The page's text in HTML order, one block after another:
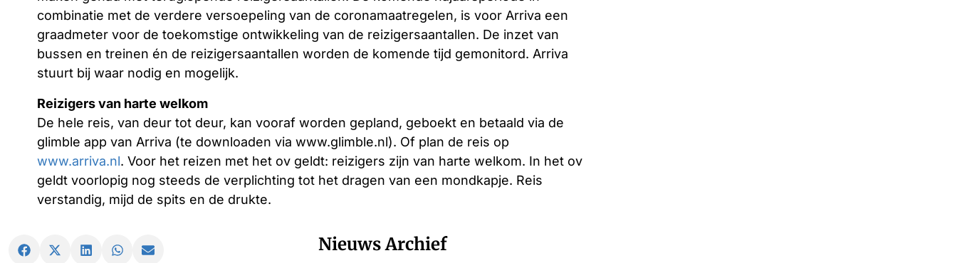
combinatie met de verdere versoepeling van de coronamaatregelen, is voor Arriva een
graadmeter voor de toekomstige ontwikkeling van de reizigersaantallen. De inzet van
bussen en treinen én de reizigersaantallen worden de komende tijd gemonitord. Arriva
stuurt bij waar nodig en mogelijk.
Reizigers van harte welkom
De hele reis, van deur tot deur, kan vooraf worden gepland, geboekt en betaald via de
glimble app van Arriva (te downloaden via www.glimble.nl). Of plan de reis op
www.arriva.nl. Voor het reizen met het ov geldt: reizigers zijn van harte welkom. In het ov
geldt voorlopig nog steeds de verplichting tot het dragen van een mondkapje. Reis
verstandig, mijd de spits en de drukte.
Nieuws Archief